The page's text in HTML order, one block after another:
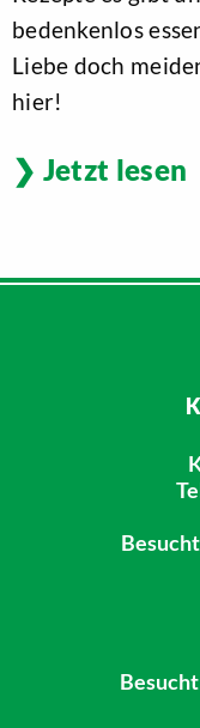
bedenkenlos
Liebe doch
hier!
Jetzt lesen